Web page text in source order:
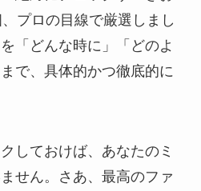
プロの目線で厳選しまし
「どんな時に」「どのよ
で、具体的かつ徹底的に
しておけば、あなたのミ
せん。さあ、最高のファ